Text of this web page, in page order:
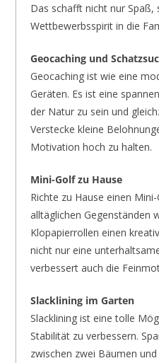
Das schafft nicht nur Spaß,
Wettbewerbsspirit in die
Geocaching und
Geocaching ist wie eine
Geräten. Es ist eine
der Natur zu sein und
Verstecke kleine
Motivation hoch zu halten.
Mini-Golf zu Hause
Richte zu Hause einen
alltäglichen Gegenständen
Klopapierrollen einen
nicht nur eine
verbessert auch die
Slacklining im Garten
Slacklining ist eine tolle
Stabilität zu verbessern.
zwischen zwei Bäumen